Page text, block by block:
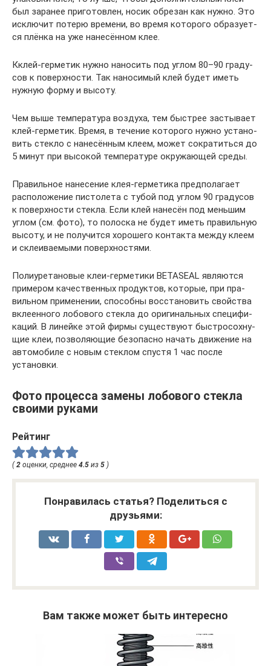
был зара­нее при­го­тов­лен, носик обре­зан как нуж­но. Это
исклю­чит поте­рю вре­ме­ни, во вре­мя кото­ро­го обра­зу­ет­
ся плён­ка на уже нане­сён­ном клее.
Кклей-гер­ме­тик нуж­но нано­сить под углом 80–90 гра­ду­
сов к поверх­но­сти. Так нано­си­мый клей будет иметь
нуж­ную фор­му и высоту.
Чем выше тем­пе­ра­ту­ра воз­ду­ха, тем быст­рее засты­ва­ет
клей-гер­ме­тик. Вре­мя, в тече­ние кото­ро­го нуж­но уста­но­
вить стек­ло с нане­сён­ным кле­ем, может сокра­тить­ся до
5 минут при высо­кой тем­пе­ра­ту­ре окру­жа­ю­щей среды.
Пра­виль­ное нане­се­ние клея-гер­ме­ти­ка пред­по­ла­га­ет
рас­по­ло­же­ние писто­ле­та с тубой под углом 90 гра­ду­сов
к поверх­но­сти стек­ла. Если клей нане­сён под мень­шим
углом (см. фото), то полос­ка не будет иметь пра­виль­ную
высо­ту, и не полу­чит­ся хоро­ше­го кон­так­та меж­ду кле­ем
и скле­и­ва­е­мы­ми поверхностями.
Поли­уре­та­но­вые клеи-гер­ме­ти­ки BETASEAL явля­ют­ся
при­ме­ром каче­ствен­ных про­дук­тов, кото­рые, при пра­
виль­ном при­ме­не­нии, спо­соб­ны вос­ста­но­вить свой­ства
вкле­ен­но­го лобо­во­го стек­ла до ори­ги­наль­ных спе­ци­фи­
ка­ций. В линей­ке этой фир­мы суще­ству­ют быст­ро­сох­ну­
щие клеи, поз­во­ля­ю­щие без­опас­но начать дви­же­ние на
авто­мо­би­ле с новым стек­лом спу­стя 1 час после
установки.
Фото процесса замены лобового стекла
своими руками
Рейтинг
( 2 оценки, среднее 4.5 из 5 )
Понравилась статья? Поделиться с
друзьями:
Вам также может быть интересно